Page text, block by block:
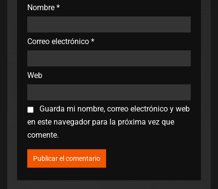
Nombre *
Correo electrónico *
Web
Guarda mi nombre, correo electrónico y web
en este navegador para la próxima vez que
comente.